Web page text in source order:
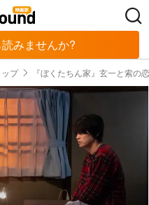
TECH
ップ 『ぼくたちん家』玄一と索の
みませんか?